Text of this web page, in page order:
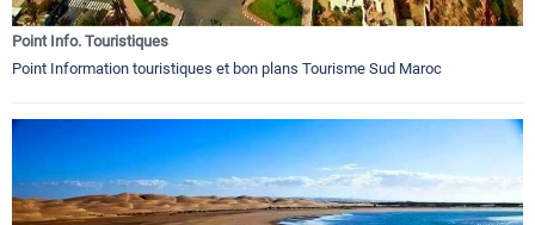
Point Info. Touristiques
Point Information touristiques et bon plans Tourisme Sud Maroc